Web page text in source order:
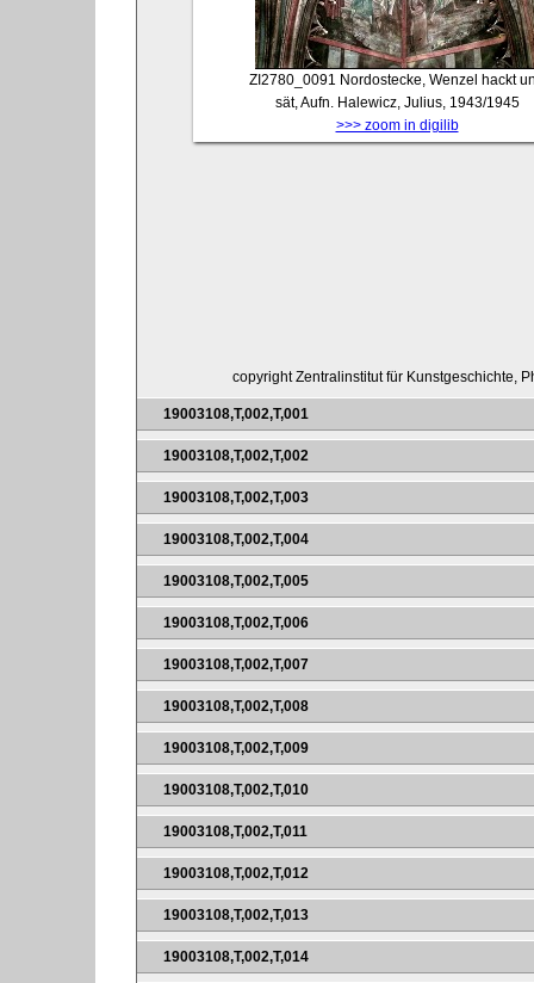
ZI2780_0091 Nordostecke, Wenzel hackt
sät, Aufn. Halewicz, Julius, 1943/1945
>>> zoom in digilib
copyright Zentralinstitut für Kunstgeschichte,
19003108,T,002,T,001
19003108,T,002,T,002
19003108,T,002,T,003
19003108,T,002,T,004
19003108,T,002,T,005
19003108,T,002,T,006
19003108,T,002,T,007
19003108,T,002,T,008
19003108,T,002,T,009
19003108,T,002,T,010
19003108,T,002,T,011
19003108,T,002,T,012
19003108,T,002,T,013
19003108,T,002,T,014